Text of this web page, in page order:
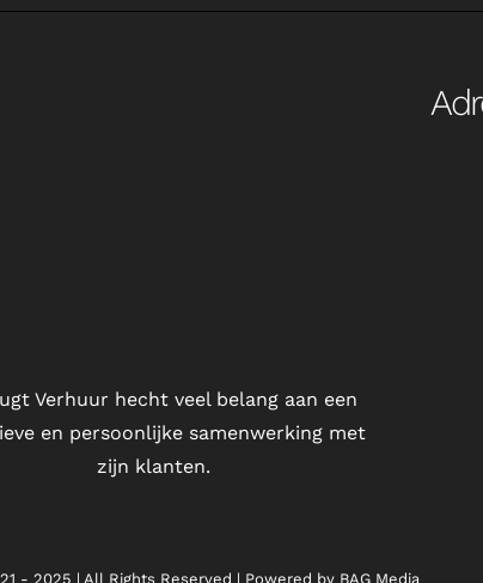
Verhuur hecht veel belang aan een
en persoonlijke samenwerking met
zijn klanten.
- 2025 | All Rights Reserved | Powered by BAG Media